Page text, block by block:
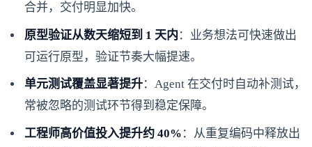
合并，交付明显加快。
原型验证从数天缩短到 1 天内 ：业务想法可快速做出
可运行原型，验证节奏大幅提速。
单元测试覆盖显著提升：Agent 在交付时自动补测试，
常被忽略的测试环节得到稳定保障。
工程师高价值投入提升约 40% ：从重复编码中释放出